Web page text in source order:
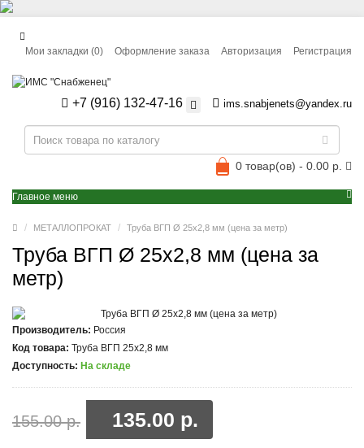
Авторизация Регистрация
Мои закладки (0) Оформление заказа
+7 (916) 132-47-16 ims.snabjenets@yandex.ru
0 товар(ов) - 0.00 р.
Главное меню
МЕТАЛЛОПРОКАТ Труба ВГП Ø 25x2,8 мм (цена за метр)
Труба ВГП Ø 25x2,8 мм (цена за
метр)
Производитель: Россия
Код товара: Труба ВГП 25x2,8 мм
Доступность: На складе
155.00 р. 135.00 р.